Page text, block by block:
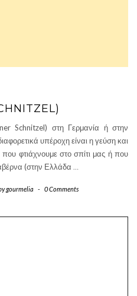
Schnitzel) στη Γερμανία ή στην
υπέροχη είναι η γεύση και
φτιάχνουμε στο σπίτι μας ή που
(στην Ελλάδα …
gourmelia - 0 Comments